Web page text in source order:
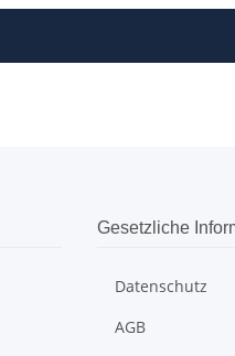
Gesetzliche
Datenschutz
AGB